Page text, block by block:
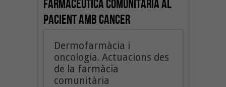
farmaceutica comunitaria al
pacient amb cancer
Dermofarmàcia i
oncologia. Actuacions des
de la farmàcia
comunitària